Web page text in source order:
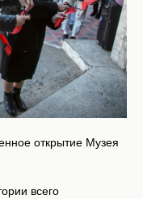
открытие Музея
всего